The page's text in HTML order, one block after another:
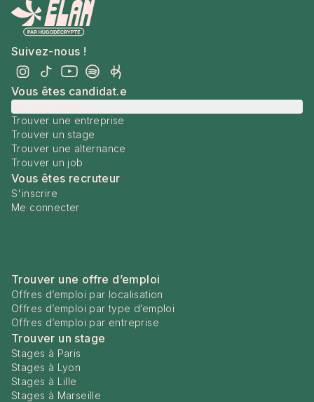
Suivez-nous !
Vous êtes candidat.e
Trouver une entreprise
Trouver un stage
Trouver une alternance
Trouver un job
Vous êtes recruteur
S'inscrire
Me connecter
Trouver une offre d’emploi
Offres d’emploi par localisation
Offres d’emploi par type d’emploi
Offres d’emploi par entreprise
Trouver un stage
Stages à Paris
Stages à Lyon
Stages à Lille
Stages à Marseille